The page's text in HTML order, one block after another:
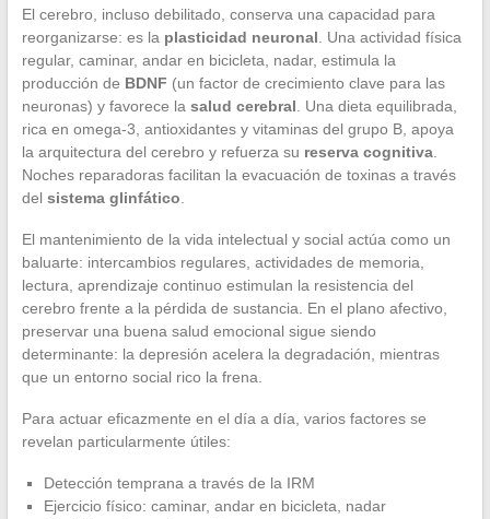
El cerebro, incluso debilitado, conserva una capacidad para
reorganizarse: es la plasticidad neuronal . Una actividad física
regular, caminar, andar en bicicleta, nadar, estimula la
producción de BDNF (un factor de crecimiento clave para las
neuronas) y favorece la salud cerebral . Una dieta equilibrada,
rica en omega-3, antioxidantes y vitaminas del grupo B, apoya
la arquitectura del cerebro y refuerza su reserva cognitiva.
Noches reparadoras facilitan la evacuación de toxinas a través
del sistema glinfático
El mantenimiento de la vida intelectual y social actúa como un
baluarte: intercambios regulares, actividades de memoria,
lectura, aprendizaje continuo estimulan la resistencia del
cerebro frente a la pérdida de sustancia. En el plano afectivo,
preservar una buena salud emocional sigue siendo
determinante: la depresión acelera la degradación, mientras
que un entorno social rico la frena.
Para actuar eficazmente en el día a día, varios factores se
revelan particularmente útiles:
Detección temprana a través de la IRM
Ejercicio físico: caminar, andar en bicicleta, nadar